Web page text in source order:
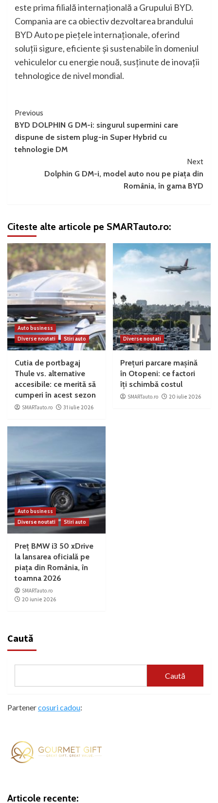
este prima filială internațională a Grupului BYD.
Compania are ca obiectiv dezvoltarea brandului
BYD Auto pe piețele internaționale, oferind
soluții sigure, eficiente și sustenabile în domeniul
vehiculelor cu energie nouă, susținute de inovații
tehnologice de nivel mondial.
Continue
Reading
Previous
BYD DOLPHIN G DM-i: singurul supermini care
dispune de sistem plug-in Super Hybrid cu
tehnologie DM
Next
Dolphin G DM-i, model auto nou pe piața din
România, în gama BYD
Citeste alte articole pe SMARTauto.ro:
Auto business
Diverse noutati
Stiri auto
Cutia de portbagaj
Thule vs. alternative
accesibile: ce merită să
cumperi în acest sezon
SMARTauto.ro 31 iulie 2026
Diverse noutati
Prețuri parcare mașină
în Otopeni: ce factori
îți schimbă costul
SMARTauto.ro 20 iulie 2026
Auto business
Diverse noutati
Stiri auto
Preț BMW i3 50 xDrive
la lansarea oficială pe
piața din România, în
toamna 2026
SMARTauto.ro
20 iunie 2026
Caută
Caută
Partenercosuri cadou:
Articole recente: